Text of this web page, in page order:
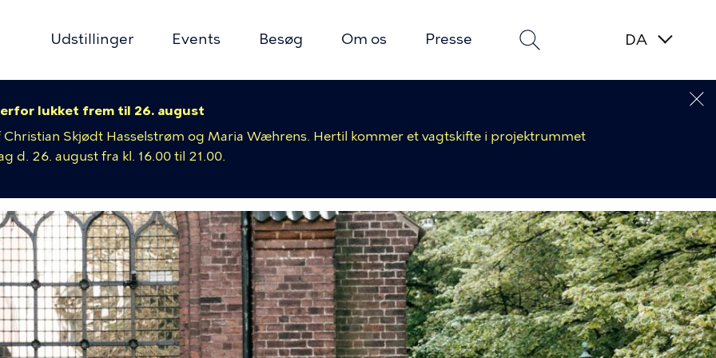
Udstillinger Events Besøg Om os Presse
lukket frem til 26. august
Skjødt Hasselstrøm og Maria Wæhrens. Hertil kommer et vagtskifte i projektrummet
d. 26. august fra kl. 16.00 til 21.00.